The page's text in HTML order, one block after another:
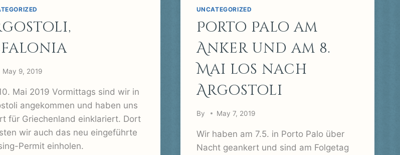
May 9, 2019
Mai 2019 Vormittags sind wir in
angekommen und haben uns
für Griechenland einklariert. Dort
wir auch das neu eingeführte
Permit einholen.
UNCATEGORIZED
Porto Palo am
Anker und am 8.
Mai los nach
Argostoli
By May 7, 2019
Wir haben am 7.5. in Porto Palo über
Nacht geankert und sind am Folgetag